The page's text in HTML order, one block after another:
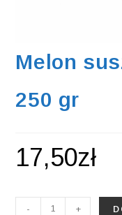
Melon
250 gr
17,50zł
- +